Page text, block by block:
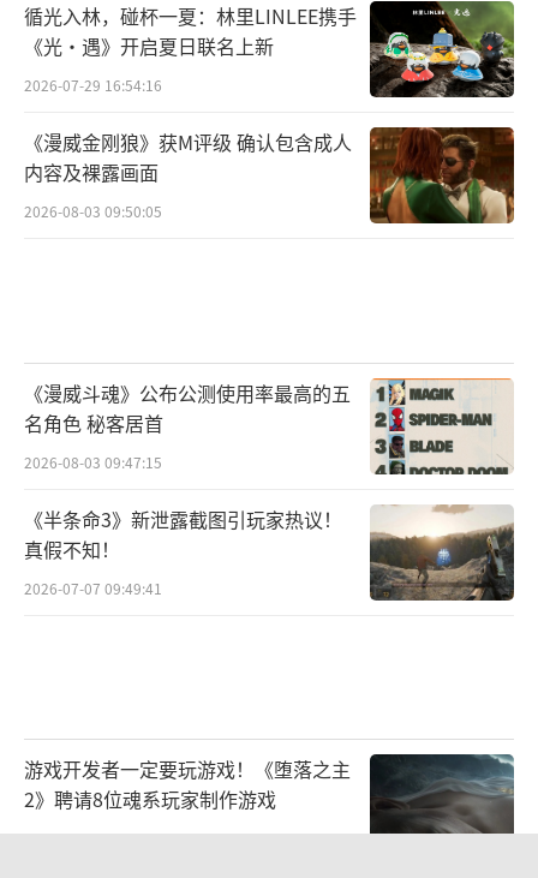
循光入林，碰杯一夏：林里LINLEE携手
《光·遇》开启夏日联名上新
2026-07-29 16:54:16
《漫威金刚狼》获M评级 确认包含成人
内容及裸露画面
2026-08-03 09:50:05
《漫威斗魂》公布公测使用率最高的五
名角色 秘客居首
2026-08-03 09:47:15
《半条命3》新泄露截图引玩家热议！
真假不知！
2026-07-07 09:49:41
游戏开发者一定要玩游戏！《堕落之主
2》聘请8位魂系玩家制作游戏
2026-07-22 10:31:08